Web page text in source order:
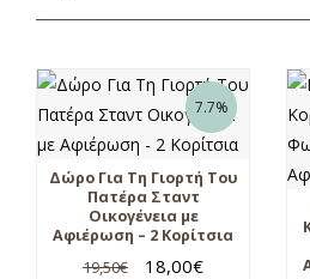
7.7%
Δώρο Για Τη Γιορτή Του
Πατέρα Σταντ
Οικογένεια με
Αφιέρωση – 2 Κορίτσια
19,50€ 18,00€